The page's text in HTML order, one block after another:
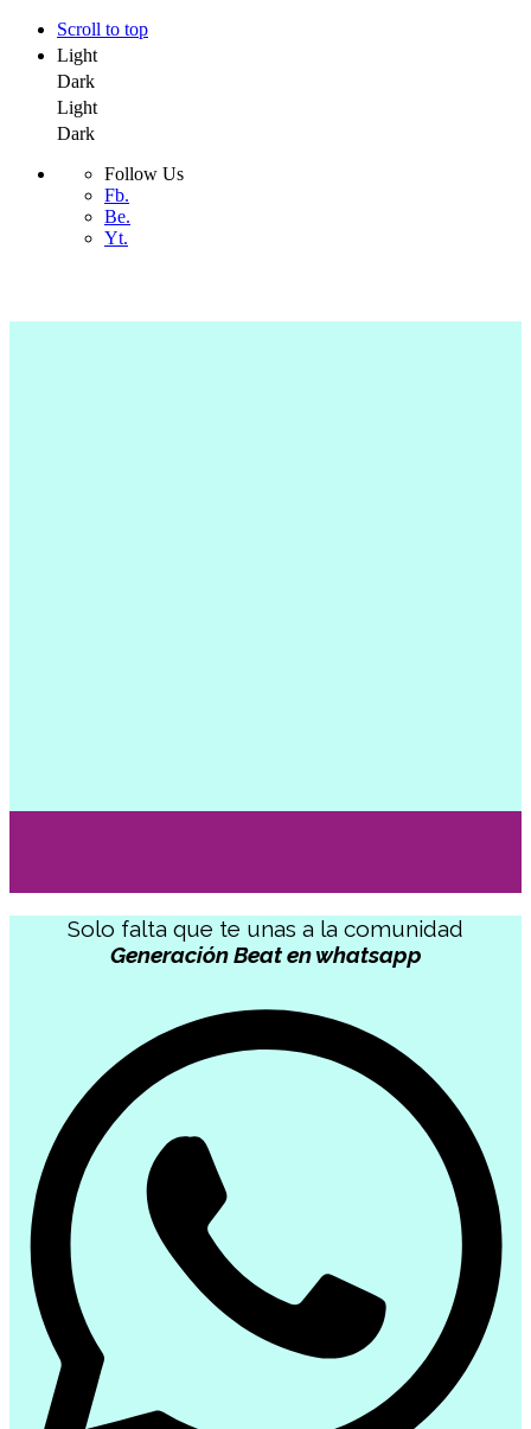
Scroll to top
Light
Dark
Light
Dark
Follow Us
Fb.
Be.
Yt.
Solo falta que te unas a la comunidad
Generación Beat en whatsapp